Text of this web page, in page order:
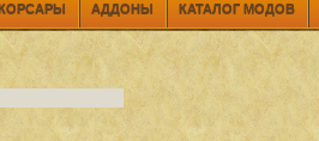
АДДОНЫ КАТАЛОГ МОДОВ